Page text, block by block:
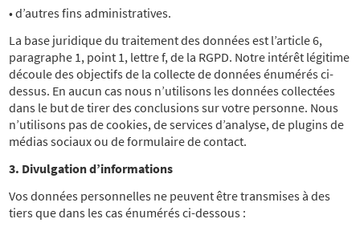
• d’autres fins administratives.
La base juridique du traitement des données est l’article 6,
paragraphe 1, point 1, lettre f, de la RGPD. Notre intérêt légitime
découle des objectifs de la collecte de données énumérés ci-
dessus. En aucun cas nous n’utilisons les données collectées
dans le but de tirer des conclusions sur votre personne. Nous
n’utilisons pas de cookies, de services d’analyse, de plugins de
médias sociaux ou de formulaire de contact.
3. Divulgation d’informations
Vos données personnelles ne peuvent être transmises à des
tiers que dans les cas énumérés ci-dessous :